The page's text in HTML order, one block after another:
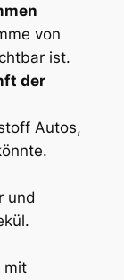
von
ist.
der
Autos,
und
mit